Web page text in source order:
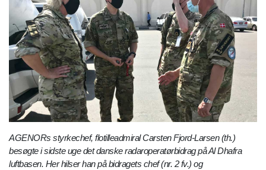
AGENORs styrkechef, flotilleadmiral Carsten Fjord-Larsen (th.)
besøgte i sidste uge det danske radaroperatørbidrag på Al Dhafra
luftbasen. Her hilser han på bidragets chef (nr. 2 fv.) og